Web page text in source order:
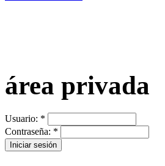
área privada
Usuario: *
Contraseña: *